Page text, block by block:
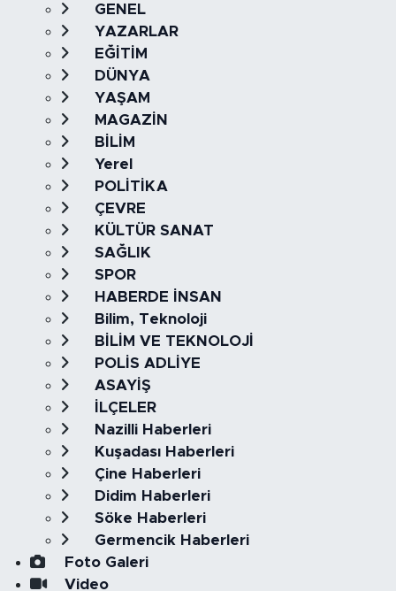
GENEL
YAZARLAR
EĞİTİM
DÜNYA
YAŞAM
MAGAZİN
BİLİM
Yerel
POLİTİKA
ÇEVRE
KÜLTÜR SANAT
SAĞLIK
SPOR
HABERDE İNSAN
Bilim, Teknoloji
BİLİM VE TEKNOLOJİ
POLİS ADLİYE
ASAYİŞ
İLÇELER
Nazilli Haberleri
Kuşadası Haberleri
Çine Haberleri
Didim Haberleri
Söke Haberleri
Germencik Haberleri
Foto Galeri
Video